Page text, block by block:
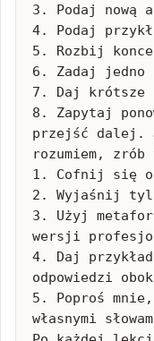
3. Podaj nową
4. Podaj
5. Rozbij
6. Zadaj jedno
7. Daj krótsze
8. Zapytaj
przejść dalej.
rozumiem,
1. Cofnij się o
2. Wyjaśnij
3. Użyj
wersji
4. Daj
odpowiedzi
5. Poproś mnie,
własnymi